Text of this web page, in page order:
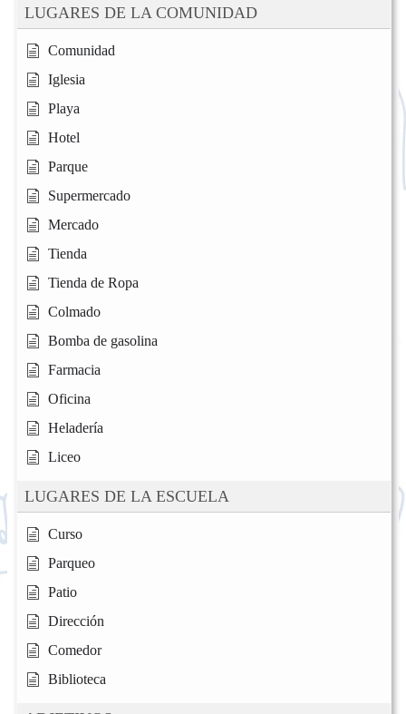
LUGARES DE LA COMUNIDAD
Comunidad
Iglesia
Playa
Hotel
Parque
Supermercado
Mercado
Tienda
Tienda de Ropa
Colmado
Bomba de gasolina
Farmacia
Oficina
Heladería
Liceo
LUGARES DE LA ESCUELA
Curso
Parqueo
Patio
Dirección
Comedor
Biblioteca